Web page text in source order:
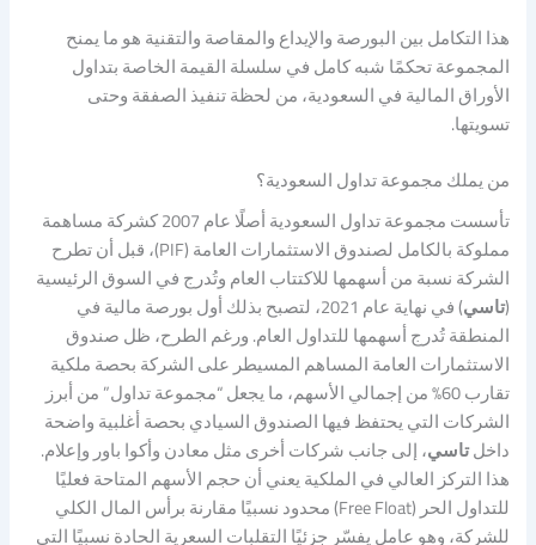
هذا التكامل بين البورصة والإيداع والمقاصة والتقنية هو ما يمنح
المجموعة تحكمًا شبه كامل في سلسلة القيمة الخاصة بتداول
الأوراق المالية في السعودية، من لحظة تنفيذ الصفقة وحتى
تسويتها.
من يملك مجموعة تداول السعودية؟
تأسست مجموعة تداول السعودية أصلًا عام 2007 كشركة مساهمة
مملوكة بالكامل لصندوق الاستثمارات العامة (PIF)، قبل أن تطرح
الشركة نسبة من أسهمها للاكتتاب العام وتُدرج في السوق الرئيسية
(تاسي
) في نهاية عام 2021، لتصبح بذلك أول بورصة مالية في
المنطقة تُدرج أسهمها للتداول العام. ورغم الطرح، ظل صندوق
الاستثمارات العامة المساهم المسيطر على الشركة بحصة ملكية
تقارب 60% من إجمالي الأسهم، ما يجعل “مجموعة تداول” من أبرز
الشركات التي يحتفظ فيها الصندوق السيادي بحصة أغلبية واضحة
داخلتاسي، إلى جانب شركات أخرى مثل معادن وأكوا باور وإعلام.
هذا التركز العالي في الملكية يعني أن حجم الأسهم المتاحة فعليًا
للتداول الحر (Free Float) محدود نسبيًا مقارنة برأس المال الكلي
للشركة، وهو عامل يفسّر جزئيًا التقلبات السعرية الحادة نسبيًا التي